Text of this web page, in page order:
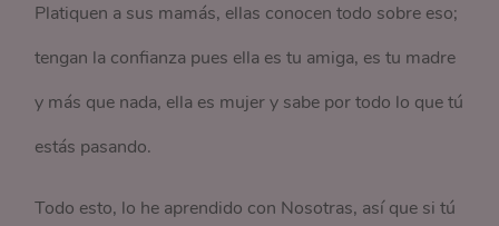
Platiquen a sus mamás, ellas conocen todo sobre eso;
tengan la confianza pues ella es tu amiga, es tu madre
y más que nada, ella es mujer y sabe por todo lo que tú
estás pasando.
Todo esto, lo he aprendido con Nosotras, así que si tú